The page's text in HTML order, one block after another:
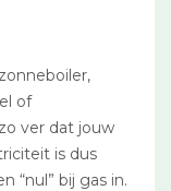
of
ver dat jouw
is dus
“nul” bij gas in.